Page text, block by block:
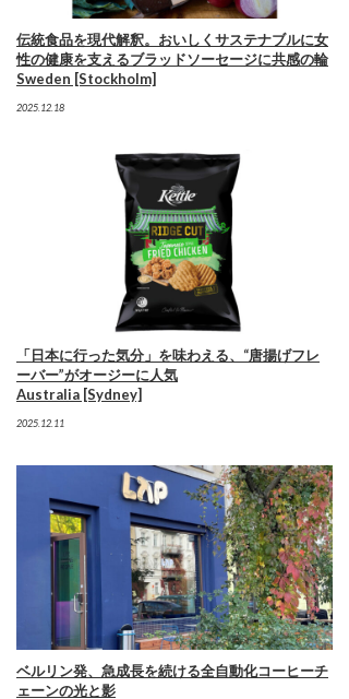
伝統食品を現代解釈。おいしくサステナブルに女
性の健康を支えるブラッドソーセージに共感の輪
Sweden [Stockholm]
2025.12.18
「日本に行った気分」を味わえる、“唐揚げフレ
ーバー”がオージーに人気
Australia [Sydney]
2025.12.11
ベルリン発、急成長を続ける全自動化コーヒーチ
ェーンの光と影